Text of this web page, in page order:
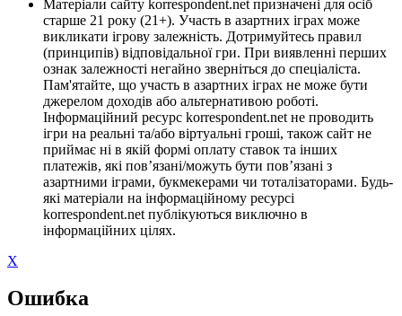
Матеріали сайту korrespondent.net призначені для осіб
старше 21 року (21+). Участь в азартних іграх може
викликати ігрову залежність. Дотримуйтесь правил
(принципів) відповідальної гри. При виявленні перших
ознак залежності негайно зверніться до спеціаліста.
Пам'ятайте, що участь в азартних іграх не може бути
джерелом доходів або альтернативою роботі.
Інформаційний ресурс korrespondent.net не проводить
ігри на реальні та/або віртуальні гроші, також сайт не
приймає ні в якій формі оплату ставок та інших
платежів, які пов’язані/можуть бути пов’язані з
азартними іграми, букмекерами чи тоталізаторами. Будь-
які матеріали на інформаційному ресурсі
korrespondent.net публікуються виключно в
інформаційних цілях.
X
Ошибка